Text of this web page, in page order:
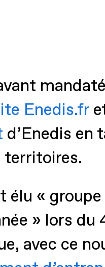
Enedis.fr
d’Enedis en
territoires.
élu «
» lors du
avec ce